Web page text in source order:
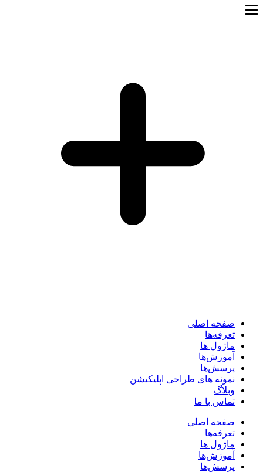
صفحه اصلی
تعرفه‌ها
ماژول ها
آموزش‌ها
پرسش‌ها
نمونه های طراحی اپلیکیشن
وبلاگ
تماس با ما
صفحه اصلی
تعرفه‌ها
ماژول ها
آموزش‌ها
پرسش‌ها